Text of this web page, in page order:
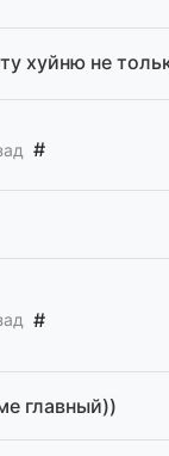
хуйню не
#
#
главный))